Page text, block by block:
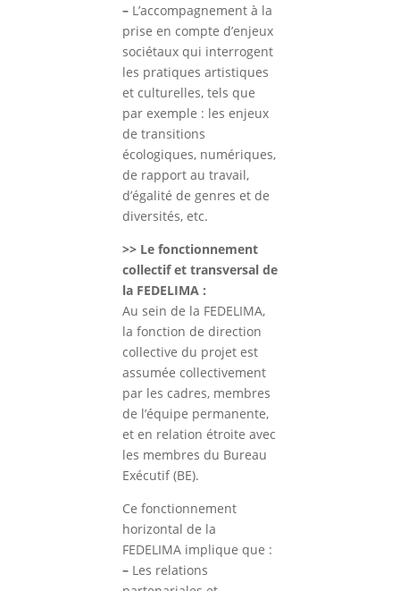
–L’accompagnement à la
prise en compte d’enjeux
sociétaux qui interrogent
les pratiques artistiques
et culturelles, tels que
par exemple : les enjeux
de transitions
écologiques, numériques,
de rapport au travail,
d’égalité de genres et de
diversités, etc.
>> Le fonctionnement
collectif et transversal de
la FEDELIMA :
Au sein de la FEDELIMA,
la fonction de direction
collective du projet est
assumée collectivement
par les cadres, membres
de l’équipe permanente,
et en relation étroite avec
les membres du Bureau
Exécutif (BE).
Ce fonctionnement
horizontal de la
FEDELIMA implique que :
–Les relations